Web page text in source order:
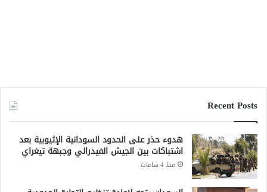
Recent Posts
هدوء حذر على الحدود السودانية الإثيوبية بعد
اشتباكات بين الجيش الفيدرالي وجبهة تيغراي
منذ 4 ساعات